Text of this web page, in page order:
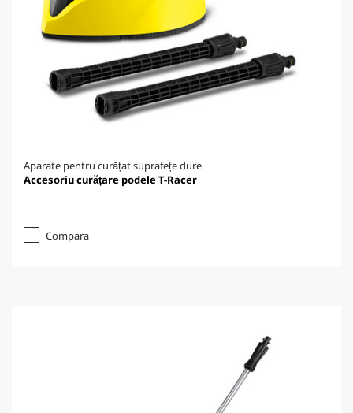
Aparate pentru curățat suprafețe dure
Accesoriu curățare podele T-Racer
Compara